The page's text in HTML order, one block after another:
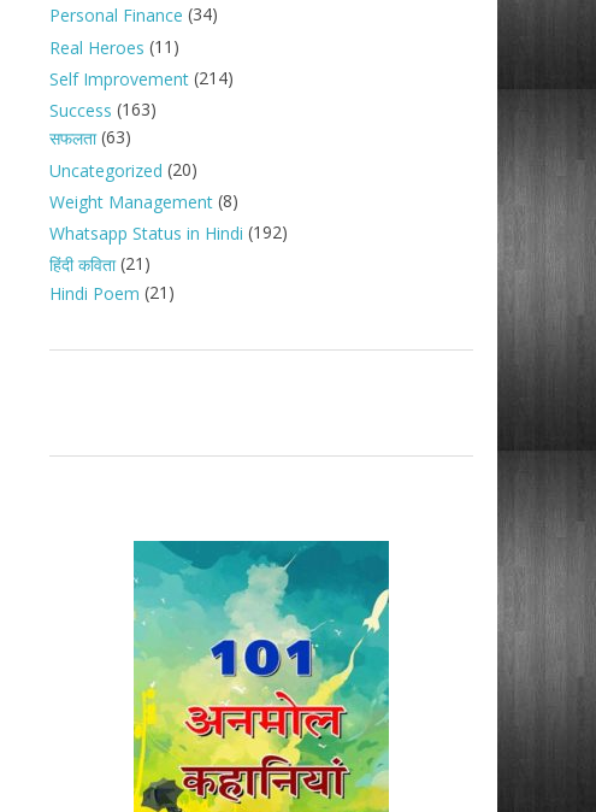
Personal Finance (34)
Real Heroes (11)
Self Improvement(214)
Success (163)
सफलता(63)
Uncategorized (20)
Weight Management(8)
Whatsapp Status in Hindi (192)
हिंदी कविता(21)
Hindi Poem (21)